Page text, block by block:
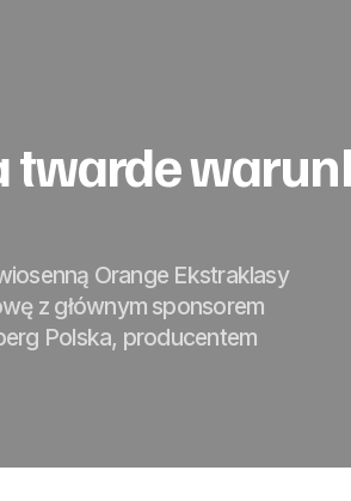
twarde
Orange Ekstraklasy
z głównym sponsorem
Polska, producentem